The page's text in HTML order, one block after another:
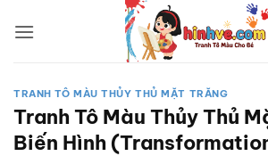
qua
TRANH TÔ MÀU THỦY THỦ MẶT TRĂNG
Tranh Tô Màu Thủy Thủ
Biến Hình